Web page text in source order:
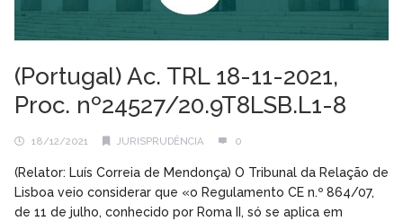
(Portugal) Ac. TRL 18-11-2021,
Proc. nº24527/20.9T8LSB.L1-8
18/12/2021 JURISPRUDÊNCIA 0
(Relator: Luís Correia de Mendonça) O Tribunal da Relação de
Lisboa veio considerar que «o Regulamento CE n.º 864/07,
de 11 de julho, conhecido por Roma II, só se aplica em